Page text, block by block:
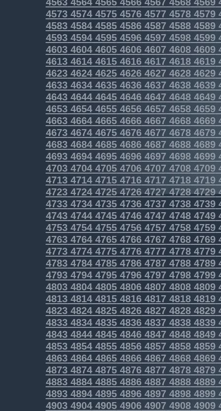
4573457445754576457745784579
4583458445854586458745884589
4593459445954596459745984599
46034604460546064607 46084609
46134614461546164617 46184619
46234624462546264627 46284629
4633463446354636463746384639
4643464446454646464746484649
4653465446554656465746584659
46634664466546664667 46684669
46734674467546764677 46784679
46834684468546864687 46884689
46934694469546964697 46984699
47034704470547064707 47084709
47134714471547164717 47184719
4723472447254726472747284729
4733473447354736473747384739
4743474447454746474747484749
4753475447554756475747584759
4763476447654766476747684769
4773477447754776477747784779
4783478447854786478747884789
4793479447954796479747984799
4803480448054806480748084809
4813481448154816481748184819
4823482448254826482748284829
4833483448354836483748384839
4843484448454846484748484849
4853485448554856485748584859
4863486448654866486748684869
4873487448754876487748784879
4883488448854886488748884889
4893489448954896489748984899
49034904490549064907 49084909